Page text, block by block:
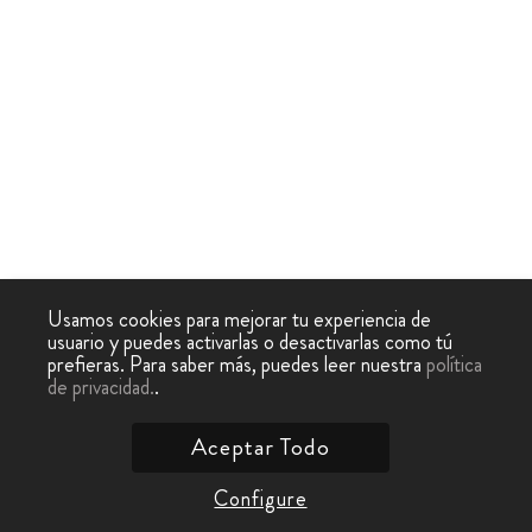
Usamos cookies para mejorar tu experiencia de
usuario y puedes activarlas o desactivarlas como tú
prefieras. Para saber más, puedes leer nuestrapolítica
de privacidad..
Configure
Aceptar Todo